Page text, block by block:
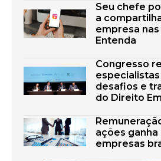
Seu chefe
a
empresa
Entenda
Congresso
desafios e
do Direito
ações ganha
empresas